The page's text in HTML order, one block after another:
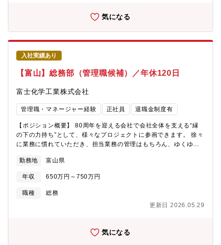
FEEDを行います。★設備計画が承認された際には、引き続き競争
入札の上でEPCを実施してコミッショニング、クオリフィケーシ
ョンを行いPQ以降の工程を技術/現場/保全部門へ引き継ぎます。
気になる
入社実績あり
【富山】総務部（管理職候補）／年休120日
富士化学工業株式会社
管理職・マネージャー経験 正社員 退職金制度有
【ポジション概要】 80周年を迎える会社で会社全体を支える“縁
の下の力持ち”として、様々なプロジェクトに参画できます。 徐々
に業務に慣れていただき、担当業務の管理はもちろん、ゆくゆく
のいずれかを適性をみてご担当いただきます。 会社行事の企画・
立案・各種調整 全体会議の招集、議事録作成保管 安全衛生、社員
の健康促進、保安計画に関する業務 福利厚生、保険関連業務 サス
テナビリティに関する推進業務取纏め 保有資産（動産・不動産）
勤務地 富山県
年収 650万円～750万円
職種
総務
更新日 2026.05.29
気になる